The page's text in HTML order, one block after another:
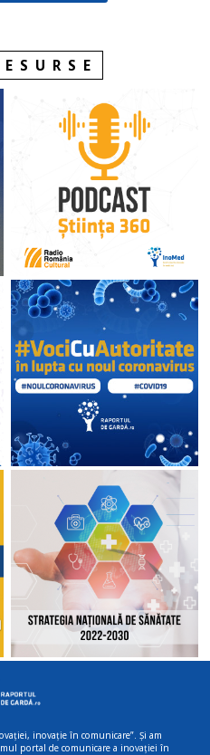
inovație în comunicare”. Și am
portal de comunicare a inovației în